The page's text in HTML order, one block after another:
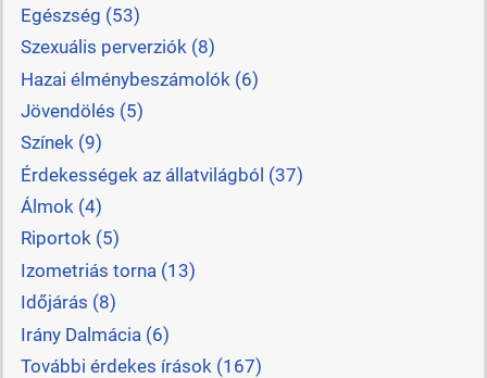
Egészség (53)
Szexuális perverziók (8)
Hazai élménybeszámolók (6)
Jövendölés (5)
Színek (9)
Érdekességek az állatvilágból (37)
Álmok (4)
Riportok (5)
Izometriás torna (13)
Időjárás (8)
Irány Dalmácia (6)
További érdekes írások (167)